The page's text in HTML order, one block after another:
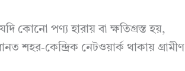
কোনো পণ্য হারায় বা ক্ষতিগ্রস্ত হয়,
শহর-কেন্দ্রিক নেটওয়ার্ক থাকায় গ্রামীণ